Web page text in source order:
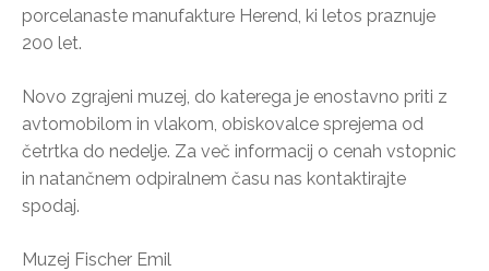
porcelanaste manufakture Herend, ki letos praznuje
200 let.
Novo zgrajeni muzej, do katerega je enostavno priti z
avtomobilom in vlakom, obiskovalce sprejema od
četrtka do nedelje. Za več informacij o cenah vstopnic
in natančnem odpiralnem času nas kontaktirajte
spodaj.
Muzej Fischer Emil